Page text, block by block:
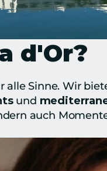
d'Or?
alle Sinne. Wir
und
auch